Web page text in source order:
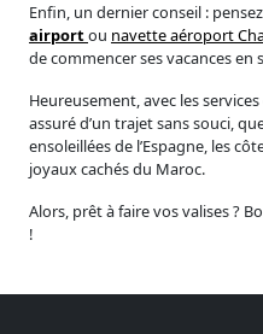
Enfin, un dernier conseil :
airportou navette aéroport
de commencer ses vacances
Heureusement, avec les
assuré d’un trajet sans souci,
ensoleillées de l’Espagne, les
joyaux cachés du Maroc.
Alors, prêt à faire vos valises ?
!